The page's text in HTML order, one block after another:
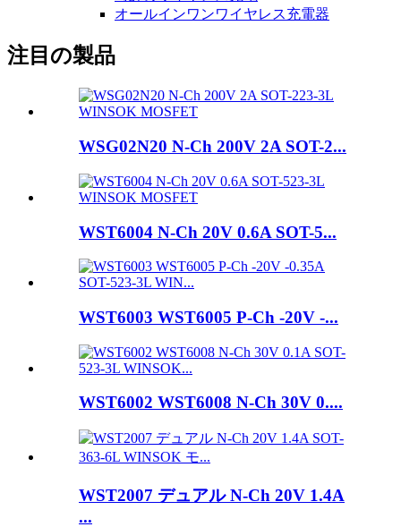
オールインワンワイヤレス充電器
注目の製品
WSG02N20 N-Ch 200V 2A SOT-2...
WST6004 N-Ch 20V 0.6A SOT-5...
WST6003 WST6005 P-Ch -20V -...
WST6002 WST6008 N-Ch 30V 0....
WST2007 デュアル N-Ch 20V 1.4A
...